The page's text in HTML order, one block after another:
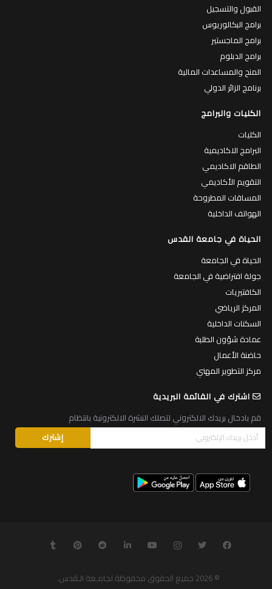
القبول والتسجيل
برامج البكالوريوس
برامج الماجستير
برامج الدبلوم
المنح والمساعدات المالية
برنامج الزائر الدولي
الكليات والبرامج
الكليات
البرامج الاكاديمية
الطاقم الاكاديمي
التقويم الأكاديمي
المساقات المطروحة
الهواتف الداخلية
الحياة في جامعة القدس
الحياة في الجامعة
جولة افتراضية في الجامعة
الكافتيريات
المركز الرياضي
السكنات الداخلية
عمادة شؤون الطلبة
حاضنة الأعمال
مركز التطوير المهني
اشترك في القائمة البريدية
قم بادخال بريدك الالكتروني لتصلك النشرة الالكترونية بانتظام
© 2026 جميع الحقوق محفوظة لجامـعة الـقدس.